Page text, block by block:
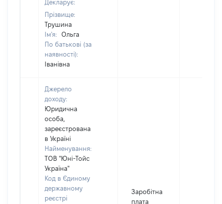
Декларує:
Прізвище:
Трушина
Ім'я:
Ольга
По батькові (за
наявності):
Іванівна
Джерело
доходу:
Юридична
особа,
зареєстрована
в Україні
Найменування:
ТОВ "Юні-Тойс
Україна"
Код в Єдиному
державному
реєстрі
Заробітна
плата